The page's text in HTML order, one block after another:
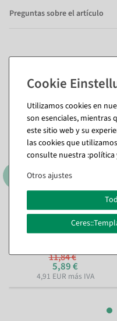
Preguntas sobre el artículo
%
Marco tensor DIN A3
Disponible de inmediato
11,84 €
5,89 €
4,91 EUR más IVA
Utilizamos cookies en
son esenciales, mientras
este sitio web y su
las cookies que
consulte nuestra :política
Otros ajustes